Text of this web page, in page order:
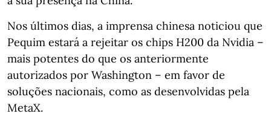
Nos últimos dias, a imprensa chinesa noticiou que
Pequim estará a rejeitar os chips H200 da Nvidia –
mais potentes do que os anteriormente
autorizados por Washington – em favor de
soluções nacionais, como as desenvolvidas pela
MetaX.